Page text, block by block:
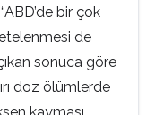
bir çok
de
sonuca göre
doz ölümlerde